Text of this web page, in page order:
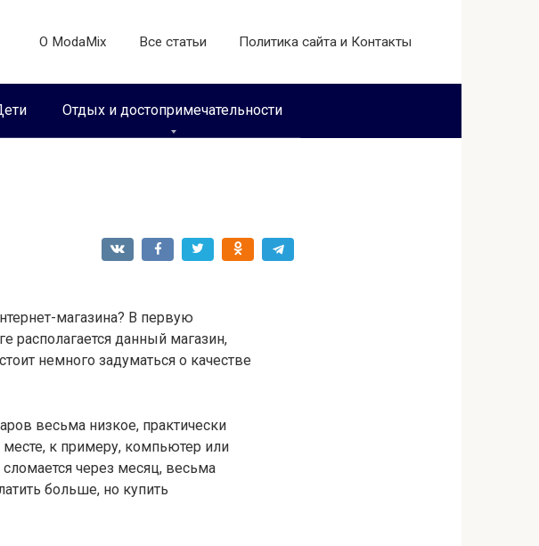
О ModaMix Все статьи Политика сайта и Контакты
Отдых и достопримечательности
магазина? В первую
располагается данный магазин,
немного задуматься о качестве
весьма низкое, практически
месте, к примеру, компьютер или
через месяц, весьма
больше, но купить